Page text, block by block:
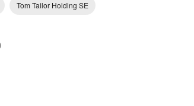
Tom Tailor Holding SE